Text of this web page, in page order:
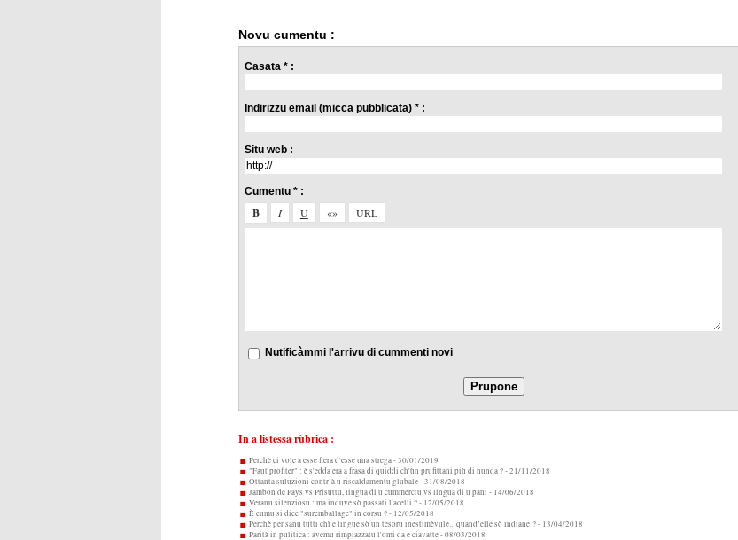
Novu cumentu :
Casata * :
Indirizzu email (micca pubblicata) * :
Situ web :
Cumentu * :
Nutificàmmi l'arrivu di cummenti novi
In a listessa rùbrica :
Perchè ci vole à esse fiera d'esse una strega - 30/01/2019
"Faut profiter" : è s'edda era a frasa di quiddi ch'ùn prufittani più di nunda ? - 21/11/2018
Ottanta suluzioni contr’à u riscaldamentu glubale - 31/08/2018
Jambon de Pays vs Prisuttu, lingua di u cummerciu vs lingua di u pani - 14/06/2018
Veranu silenziosu : ma induve sò passati l'acelli ? - 12/05/2018
È cumu si dice "suremballage" in corsu ? - 12/05/2018
Perchè pensanu tutti chì e lingue sò un tesoru inestimèvule... quand’elle sò indiane ? - 13/04/2018
Parità in pulitica : avemu rimpiazzatu l'omi da e ciavatte - 08/03/2018